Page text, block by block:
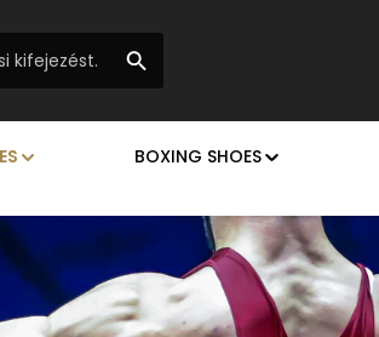
BOXING SHOES